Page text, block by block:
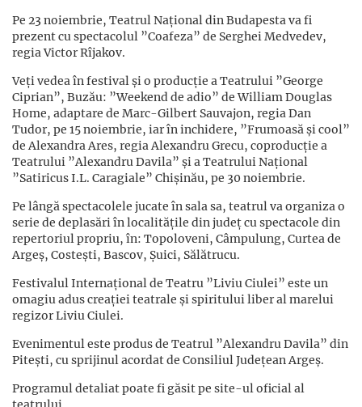
Pe 23 noiembrie, Teatrul Național din Budapesta va fi
prezent cu spectacolul ”Coafeza” de Serghei Medvedev,
regia Victor Rîjakov.
Veți vedea în festival și o producție a Teatrului ”George
Ciprian”, Buzău: ”Weekend de adio” de William Douglas
Home, adaptare de Marc-Gilbert Sauvajon, regia Dan
Tudor, pe 15 noiembrie, iar în inchidere, ”Frumoasă și cool”
de Alexandra Ares, regia Alexandru Grecu, coproducție a
Teatrului ”Alexandru Davila” și a Teatrului Național
”Satiricus I.L. Caragiale” Chișinău, pe 30 noiembrie.
Pe lângă spectacolele jucate în sala sa, teatrul va organiza o
serie de deplasări în localitățile din județ cu spectacole din
repertoriul propriu, în: Topoloveni, Câmpulung, Curtea de
Argeș, Costești, Bascov, Șuici, Sălătrucu.
Festivalul Internațional de Teatru ”Liviu Ciulei” este un
omagiu adus creației teatrale și spiritului liber al marelui
regizor Liviu Ciulei.
Evenimentul este produs de Teatrul ”Alexandru Davila” din
Pitești, cu sprijinul acordat de Consiliul Județean Argeș.
Programul detaliat poate fi găsit pe site-ul oficial al